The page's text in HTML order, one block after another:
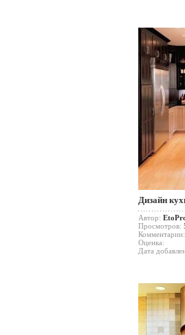
Дизайн
Автор:
Просмотров:
Комментарии:
Оценка:
Дата